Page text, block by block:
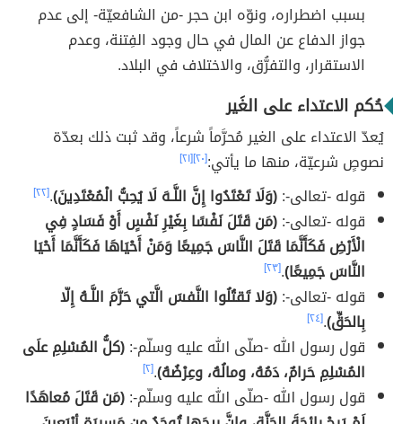
بسبب اضطراره، ونوّه ابن حجر -من الشافعيّة- إلى عدم
جواز الدفاع عن المال في حال وجود الفِتنة، وعدم
الاستقرار، والتفرُّق، والاختلاف في البلاد.
حُكم الاعتداء على الغَير
يُعدّ الاعتداء على الغير مُحرَّماً شرعاً، وقد ثبت ذلك بعدّة
نصوصٍ شرعيّة، منها ما يأتي:[٢٠] [٢١]
قوله -تعالى-:(وَلَا تَعْتَدُوا إِنَّ اللَّـهَ لَا يُحِبُّ الْمُعْتَدِينَ).[٢٢]
قوله -تعالى-:(مَن قَتَلَ نَفْسًا بِغَيْرِ نَفْسٍ أَوْ فَسَادٍ فِي
الْأَرْضِ فَكَأَنَّمَا قَتَلَ النَّاسَ جَمِيعًا وَمَنْ أَحْيَاهَا فَكَأَنَّمَا أَحْيَا
النَّاسَ جَمِيعًا).[٢٣]
قوله -تعالى-:(وَلا تَقتُلُوا النَّفسَ الَّتي حَرَّمَ اللَّـهُ إِلّا
بِالحَقِّ).[٢٤]
قول رسول الله -صلّى الله عليه وسلّم-:(كلُّ المُسْلِمِ علَى
المُسْلِمِ حَرامٌ، دَمُهُ، ومالُهُ، وعِرْضُهُ).[٢]
قول رسول الله -صلّى الله عليه وسلّم-:(مَن قَتَلَ مُعاهَدًا